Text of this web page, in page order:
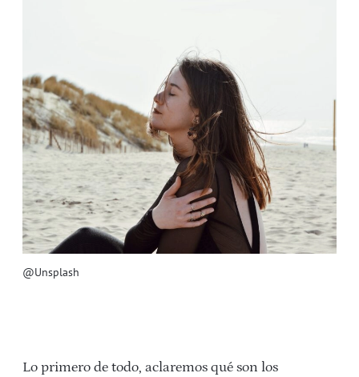
@Unsplash
Lo primero de todo, aclaremos qué son los